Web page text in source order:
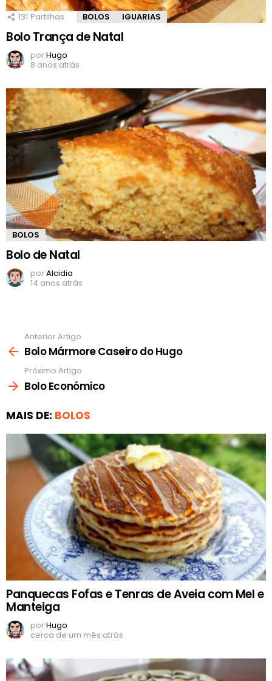
131 Partilhas BOLOS IGUARIAS
Bolo Trança de Natal
porHugo
8 anos atrás
BOLOS
Bolo de Natal
porAlcidia
14 anos atrás
mais
Anterior Artigo
Bolo Mármore Caseiro do Hugo
Próximo Artigo
Bolo Económico
MAIS DE: BOLOS
Panquecas Fofas e Tenras de Aveia com Mel e
Manteiga
porHugo
cerca de um mês atrás